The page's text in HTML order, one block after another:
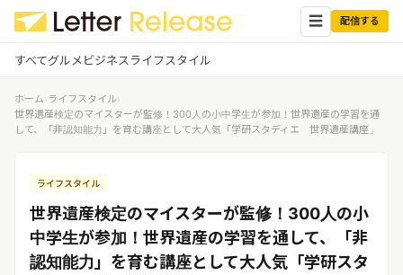
☰ 配信する
すべてグルメビジネスライフスタイル
ビジネス
ログイン ✕
企業ユーザーでログイン
する
レターリリース受信ユーザー
メディアユーザーでログインする
レターリリースを受信（メディア登
ホーム›ライフスタイル›
世界遺産検定のマイスターが監修！300人の小中学生が参加！世界遺産の学習を通
して、「非認知能力」を育む講座として大人気「学研スタディエ 世界遺産講座」
ライフスタイル
世界遺産検定のマイスターが監修！300人の小
中学生が参加！世界遺産の学習を通して、「非
認知能力」を育む講座として大人気「学研スタ